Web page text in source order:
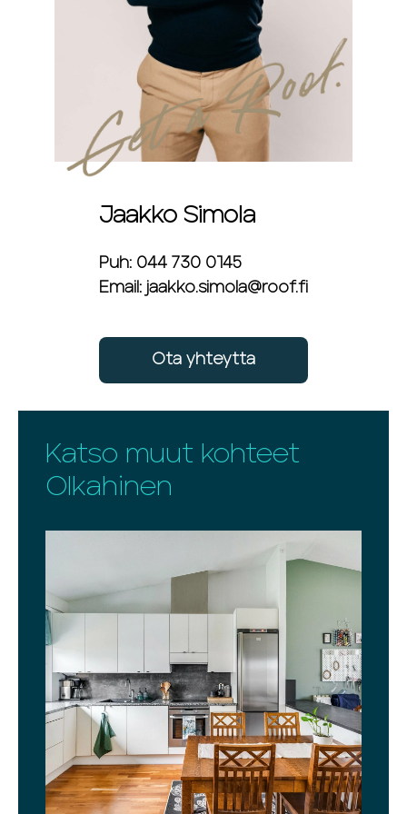
Jaakko Simola
Puh: 044 730 0145
Email: jaakko.simola@roof.fi
Ota yhteytta
Katso muut kohteet
Olkahinen